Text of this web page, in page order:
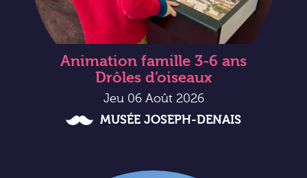
Animation famille 3-6 ans
Drôles d’oiseaux
Jeu 06 Août 2026
MUSÉE JOSEPH-DENAIS